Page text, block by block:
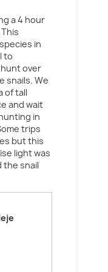
a 4 hour
in
to
over
snails. We
of tall
and wait
in
trips
but this
light was
the snail